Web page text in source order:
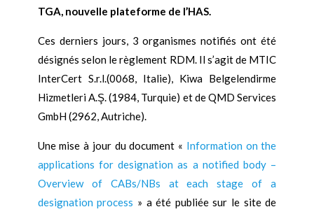
TGA, nouvelle plateforme de l’HAS.
Ces derniers jours, 3 organismes notifiés ont été
désignés selon le règlement RDM. Il s’agit de MTIC
InterCert S.r.l.(0068, Italie), Kiwa Belgelendirme
Hizmetleri A.Ş.(1984, Turquie) et de QMD Services
GmbH (2962, Autriche).
Une mise à jour du document « Information on the
applications for designation as a notified body –
Overview of CABs/NBs at each stage of a
designation process » a été publiée sur le site de